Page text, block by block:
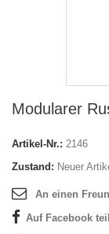
Modularer
Artikel-Nr.: 2146
Zustand: Neuer
An einen
Auf Facebook